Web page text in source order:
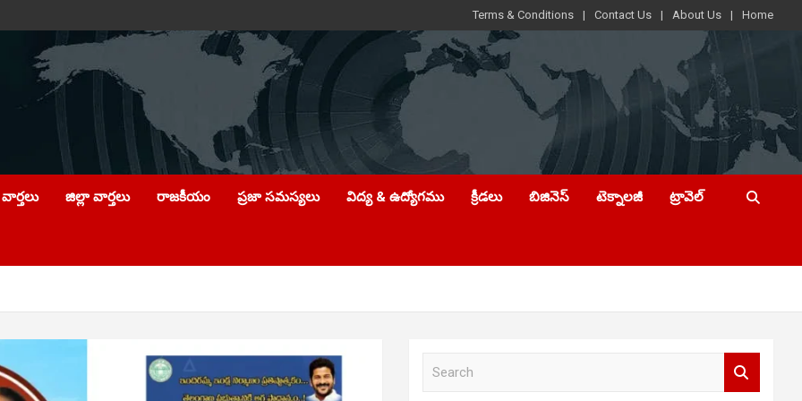
Terms & Conditions Contact Us About Us Home
జిల్లా వార్తలు రాజకీయం ప్రజా సమస్యలు విద్య & ఉద్యోగము క్రీడలు బిజినెస్ టెక్నాలజీ ట్రావెల్